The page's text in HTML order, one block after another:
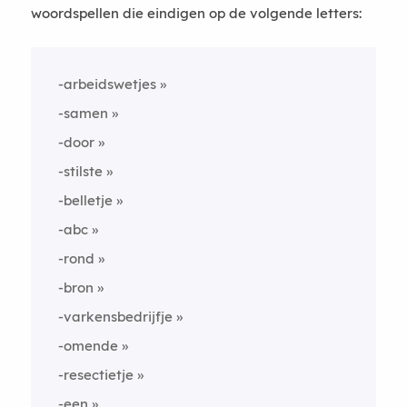
woordspellen die eindigen op de volgende letters:
-arbeidswetjes
-samen
-door
-stilste
-belletje
-abc
-rond
-bron
-varkensbedrijfje
-omende
-resectietje